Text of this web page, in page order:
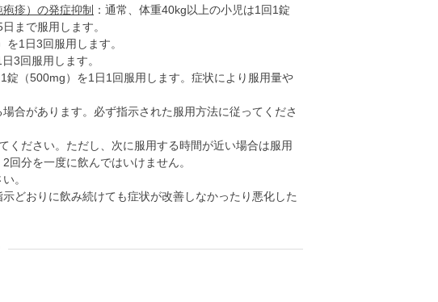
疹）の発症抑制 ：通常、体重40kg以上の小児は1回1錠
まで服用します。
1日3回服用します。
3回服用します。
錠（500mg）を1日1回服用します。症状により服用量や
合があります。必ず指示された服用方法に従ってくださ
ださい。ただし、次に服用する時間が近い場合は服用
回分を一度に飲んではいけません。
。
どおりに飲み続けても症状が改善しなかったり悪化した